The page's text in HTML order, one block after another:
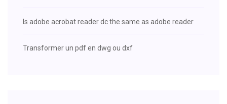
Is adobe acrobat reader dc the same as adobe reader
Transformer un pdf en dwg ou dxf